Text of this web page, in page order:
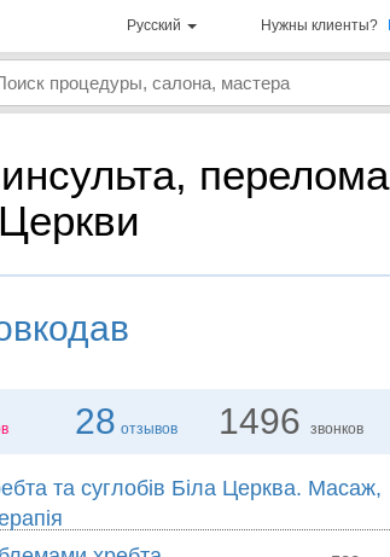
Русский Нужны клиенты?
Церкви
28 отзывов 1496звонков
та суглобів Біла Церква. Масаж,